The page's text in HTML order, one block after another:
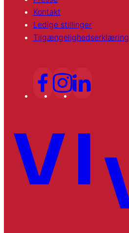
Kontakt
Ledige stillinger
Tilgængelighedserklæring